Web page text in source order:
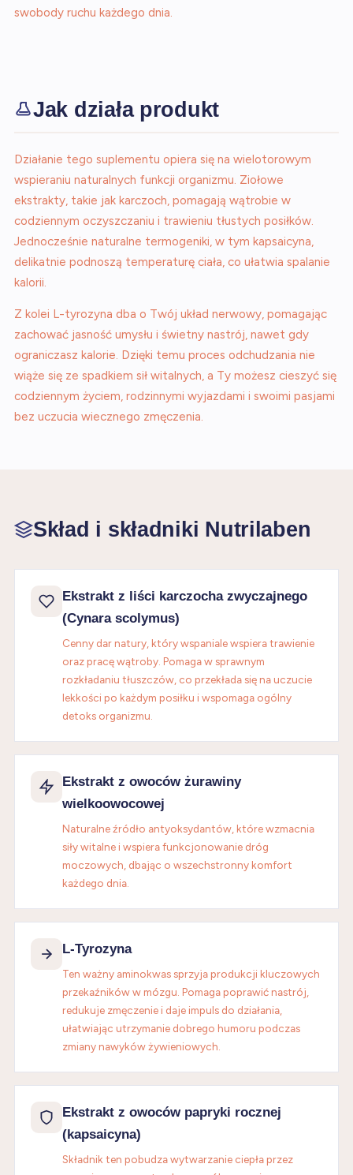
swobody ruchu każdego dnia.
Jak działa produkt
Działanie tego suplementu opiera się na wielotorowym
wspieraniu naturalnych funkcji organizmu. Ziołowe
ekstrakty, takie jak karczoch, pomagają wątrobie w
codziennym oczyszczaniu i trawieniu tłustych posiłków.
Jednocześnie naturalne termogeniki, w tym kapsaicyna,
delikatnie podnoszą temperaturę ciała, co ułatwia spalanie
kalorii.
Z kolei L-tyrozyna dba o Twój układ nerwowy, pomagając
zachować jasność umysłu i świetny nastrój, nawet gdy
ograniczasz kalorie. Dzięki temu proces odchudzania nie
wiąże się ze spadkiem sił witalnych, a Ty możesz cieszyć się
codziennym życiem, rodzinnymi wyjazdami i swoimi pasjami
bez uczucia wiecznego zmęczenia.
Skład i składniki Nutrilaben
Ekstrakt z liści karczocha zwyczajnego
(Cynara scolymus)
Cenny dar natury, który wspaniale wspiera trawienie
oraz pracę wątroby. Pomaga w sprawnym
rozkładaniu tłuszczów, co przekłada się na uczucie
lekkości po każdym posiłku i wspomaga ogólny
detoks organizmu.
Ekstrakt z owoców żurawiny
wielkoowocowej
Naturalne źródło antyoksydantów, które wzmacnia
siły witalne i wspiera funkcjonowanie dróg
moczowych, dbając o wszechstronny komfort
każdego dnia.
L-Tyrozyna
Ten ważny aminokwas sprzyja produkcji kluczowych
przekaźników w mózgu. Pomaga poprawić nastrój,
redukuje zmęczenie i daje impuls do działania,
ułatwiając utrzymanie dobrego humoru podczas
zmiany nawyków żywieniowych.
Ekstrakt z owoców papryki rocznej
(kapsaicyna)
Składnik ten pobudza wytwarzanie ciepła przez